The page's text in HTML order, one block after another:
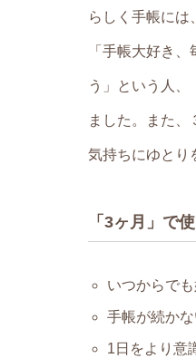
らしく手帳には
「手帳大好き
う」という人
ました。また、
気持ちにゆとり
「3ヶ月」で
いつからで
手帳が続か
1日をより意